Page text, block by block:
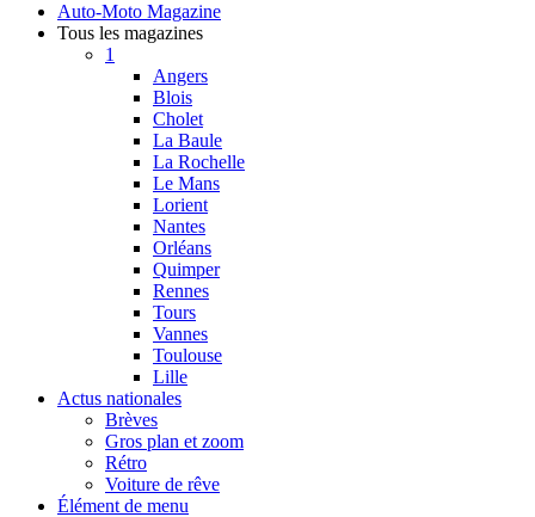
Auto-Moto Magazine
Tous les magazines
1
Angers
Blois
Cholet
La Baule
La Rochelle
Le Mans
Lorient
Nantes
Orléans
Quimper
Rennes
Tours
Vannes
Toulouse
Lille
Actus nationales
Brèves
Gros plan et zoom
Rétro
Voiture de rêve
Élément de menu